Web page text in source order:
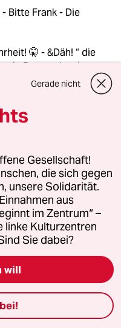
Bitte Frank - Die
🤫 - &Däh! “ die
in Braunschweig
Jahrzehnte
Band Salems Law,
ich die große
in Peine! Welch
Region!;))
Gerade nicht
Gesellschaft!
die sich gegen
unsere Solidarität.
aus
im Zentrum“ –
linke Kulturzentren
Sie dabei?
will